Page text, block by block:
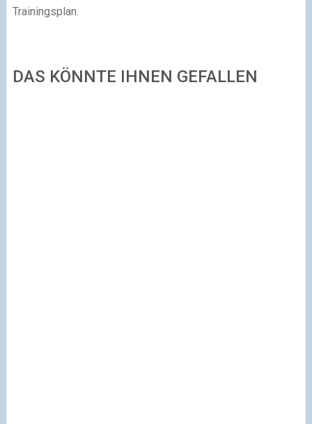
Trainingsplan.
DAS KÖNNTE IHNEN GEFALLEN